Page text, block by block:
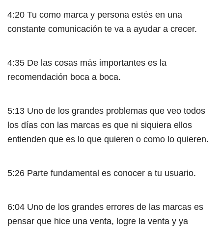
4:20 Tu como marca y persona estés en una
constante comunicación te va a ayudar a crecer.
4:35 De las cosas más importantes es la
recomendación boca a boca.
5:13 Uno de los grandes problemas que veo todos
los días con las marcas es que ni siquiera ellos
entienden que es lo que quieren o como lo quieren.
5:26 Parte fundamental es conocer a tu usuario.
6:04 Uno de los grandes errores de las marcas es
pensar que hice una venta, logre la venta y ya